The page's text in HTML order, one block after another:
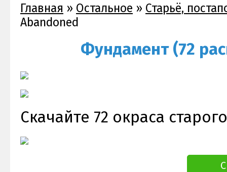
Главная » Остальное » Старьё,
Abandoned
Фундамент (72
Скачайте 72 окраса